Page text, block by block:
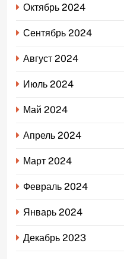
Октябрь 2024
Сентябрь 2024
Август 2024
Июль 2024
Май 2024
Апрель 2024
Март 2024
Февраль 2024
Январь 2024
Декабрь 2023